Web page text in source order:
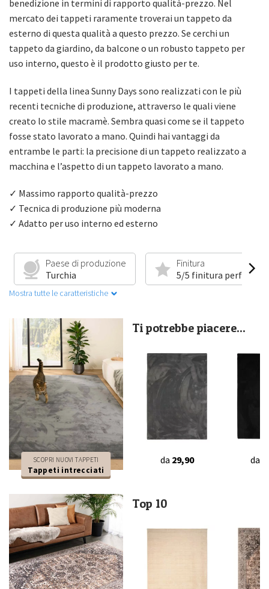
benedizione in termini di rapporto qualità-prezzo. Nel
mercato dei tappeti raramente troverai un tappeto da
esterno di questa qualità a questo prezzo. Se cerchi un
tappeto da giardino, da balcone o un robusto tappeto per
uso interno, questo è il prodotto giusto per te.
I tappeti della linea Sunny Days sono realizzati con le più
recenti tecniche di produzione, attraverso le quali viene
creato lo stile macramè. Sembra quasi come se il tappeto
fosse stato lavorato a mano. Quindi hai vantaggi da
entrambe le parti: la precisione di un tappeto realizzato a
macchina e l’aspetto di un tappeto lavorato a mano.
✓ Massimo rapporto qualità-prezzo
✓ Tecnica di produzione più moderna
✓ Adatto per uso interno ed esterno
Paese di produzione
Turchia
Finitura
5/5 finitura perfetta
Mostra tutte le caratteristiche
SCOPRI NUOVI TAPPETI
Tappeti intrecciati
Ti potrebbe piacere...
da 29,90 da
Top 10